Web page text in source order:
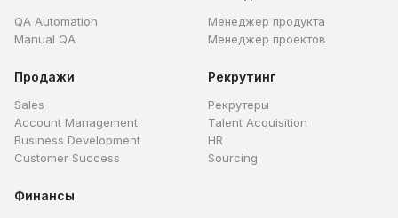
QA Automation
Manual QA
Менеджер продукта
Менеджер проектов
Продажи
Sales
Account Management
Business Development
Customer Success
Рекрутинг
Рекрутеры
Talent Acquisition
HR
Sourcing
Финансы